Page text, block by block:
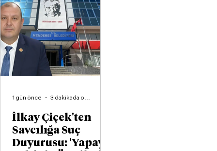
organizasyonlarından
Aliağa KZY Spor Kulübü,
voleybol branşında güçlerini
birleştiren kapsamlı bir iş
birliği protokolüne imza attı.
İlkay Çiçek'ten
Savcılığa Suç
Duyurusu: 'Yapay
1 gün önce 3 dakikada okunur